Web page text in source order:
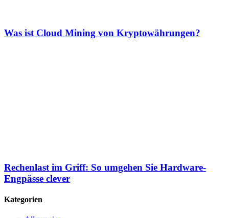
Was ist Cloud Mining von Kryptowährungen?
Rechenlast im Griff: So umgehen Sie Hardware-
Engpässe clever
Kategorien